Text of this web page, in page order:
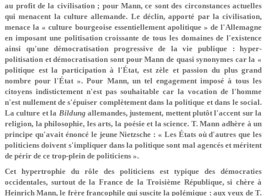
au profit de la civilisation ; pour Mann, ce sont des circonstances actuelles
qui menacent la culture allemande. Le déclin, apporté par la civilisation,
menace la « culture bourgeoise essentiellement apolitique » de l'Allemagne
en imposant une politisation croissante de tous les domaines de l'existence
ainsi qu'une démocratisation progressive de la vie publique : hyper-
politisation et démocratisation sont pour Mann de quasi synonymes car la «
politique est la participation à l'État, est zèle et passion du plus grand
nombre pour l'État ». Pour Mann, un tel engagement imposé à tous les
citoyens indistictement n'est pas souhaitable car la vocation de l'homme
n'est nullement de s'épuiser complètement dans la politique et dans le social.
La culture et la Bildung allemandes, justement, mettent plutôt l'accent sur la
religion, la philosophie, les arts, la poésie et la science. T. Mann adhère à un
principe qu'avait énoncé le jeune Nietzsche : « Les États où d'autres que les
politiciens doivent s'impliquer dans la politique sont mal agencés et méritent
de périr de ce trop-plein de politiciens ».
Cet hypertrophie du rôle des politiciens est typique des démocraties
occidentales, surtout de la France de la Troisième République, si chère à
Heinrich Mann, le frère francophile qui suscite la polémique : aux yeux de T.